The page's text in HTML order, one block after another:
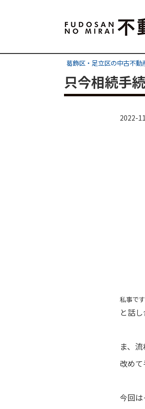
葛飾区・足立区の中古不動
只今相続手
2022-
私事で
と話
ま、
改め
今回